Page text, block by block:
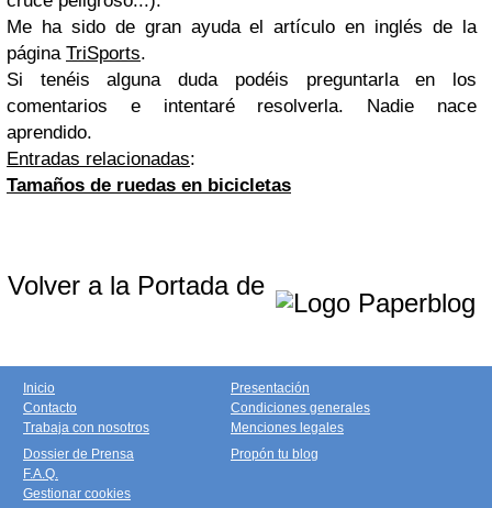
Me ha sido de gran ayuda el artículo en inglés de la
página TriSports.
Si tenéis alguna duda podéis preguntarla en los
comentarios e intentaré resolverla. Nadie nace
aprendido.
Entradas relacionadas:
Tamaños de ruedas en bicicletas
Volver a la Portada de
Inicio
Contacto
Trabaja con nosotros
Presentación
Condiciones generales
Menciones legales
Dossier de Prensa
F.A.Q.
Gestionar cookies
Propón tu blog